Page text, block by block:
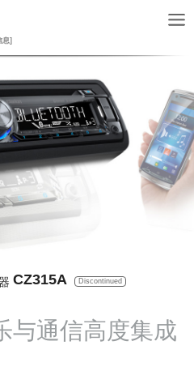
息]
CZ315A Discontinued
与通信高度集成